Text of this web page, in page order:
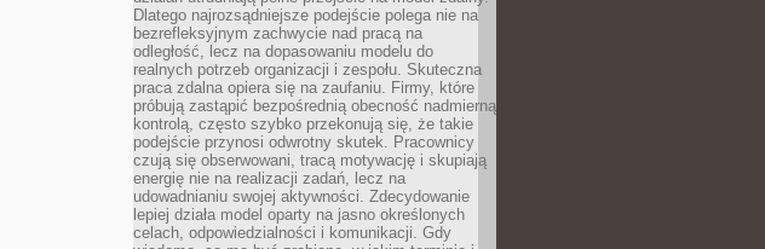
Dlatego najrozsądniejsze podejście polega nie na
bezrefleksyjnym zachwycie nad pracą na
odległość, lecz na dopasowaniu modelu do
realnych potrzeb organizacji i zespołu. Skuteczna
praca zdalna opiera się na zaufaniu. Firmy, które
próbują zastąpić bezpośrednią obecność nadmierną
kontrolą, często szybko przekonują się, że takie
podejście przynosi odwrotny skutek. Pracownicy
czują się obserwowani, tracą motywację i skupiają
energię nie na realizacji zadań, lecz na
udowadnianiu swojej aktywności. Zdecydowanie
lepiej działa model oparty na jasno określonych
celach, odpowiedzialności i komunikacji. Gdy